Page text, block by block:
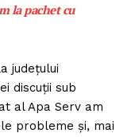
la pachet cu
județului
discuții sub
al Apa Serv am
probleme și, mai